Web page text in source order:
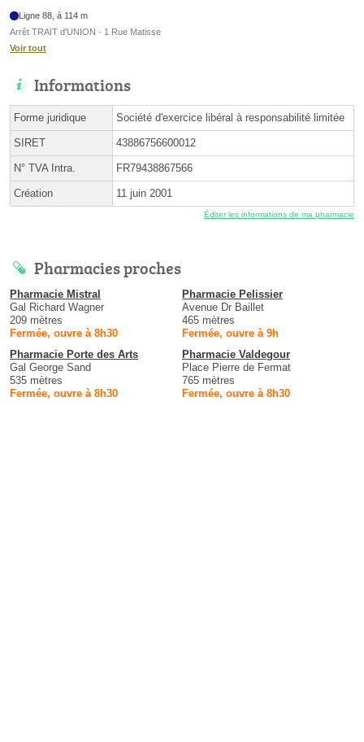
Ligne 88, à 114 m
Arrêt TRAIT d'UNION - 1 Rue Matisse
Voir tout
Informations
Forme juridique Société d'exercice libéral à responsabilité limitée
SIRET 43886756600012
N° TVA Intra. FR79438867566
Création 11 juin 2001
Éditer les informations de ma pharmacie
Pharmacies proches
Pharmacie Mistral
Gal Richard Wagner
209 mètres
Fermée, ouvre à 8h30
Pharmacie Pelissier
Avenue Dr Baillet
465 mètres
Fermée, ouvre à 9h
Pharmacie Porte des Arts
Gal George Sand
535 mètres
Fermée, ouvre à 8h30
Pharmacie Valdegour
Place Pierre de Fermat
765 mètres
Fermée, ouvre à 8h30